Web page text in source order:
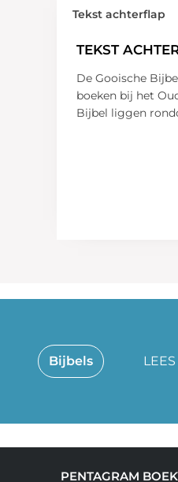
Tekst achterflap
TEKST
De Gooische
boeken bij het
Bijbel liggen
Bijbels
PENTAGRAM